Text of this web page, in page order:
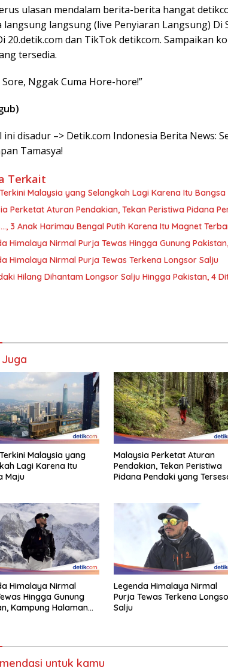
ulasan mendalam berita-berita hangat
langsung langsung (live Penyiaran Langsung) Di
20.detik.com dan TikTok detikcom. Sampaikan
tersedia.
Sore, Nggak Cuma Hore-hore!”
ini disadur –> Detik.com Indonesia Berita News:
Tamasya!
Terkait
Malaysia yang Selangkah Lagi Karena Itu Bangsa
Perketat Aturan Pendakian, Tekan Peristiwa Pidana
3 Anak Harimau Bengal Putih Karena Itu Magnet
Himalaya Nirmal Purja Tewas Hingga Gunung
Himalaya Nirmal Purja Tewas Terkena Longsor Salju
Hilang Dihantam Longsor Salju Hingga Pakistan, 4
Malaysia yang
Lagi Karena Itu
Maju
Malaysia Perketat Aturan
Pendakian, Tekan Peristiwa
Pidana Pendaki yang
Himalaya Nirmal
Hingga Gunung
Kampung Halaman
Legenda Himalaya Nirmal
Purja Tewas Terkena
Salju
untuk kamu